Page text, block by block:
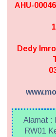
AHU-
Dedy
Alamat :
RW01